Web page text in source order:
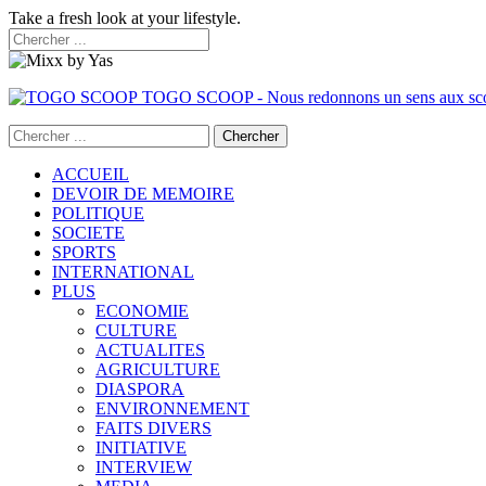
Take a fresh look at your lifestyle.
TOGO SCOOP - Nous redonnons un sens aux
ACCUEIL
DEVOIR DE MEMOIRE
POLITIQUE
SOCIETE
SPORTS
INTERNATIONAL
PLUS
ECONOMIE
CULTURE
ACTUALITES
AGRICULTURE
DIASPORA
ENVIRONNEMENT
FAITS DIVERS
INITIATIVE
INTERVIEW